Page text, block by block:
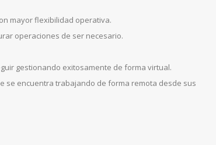
mayor flexibilidad operativa.
operaciones de ser necesario.
gestionando exitosamente de forma virtual.
se encuentra trabajando de forma remota desde sus